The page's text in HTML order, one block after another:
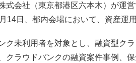
式会社（東京都港区六本木）が運
14日、都内会場において、資産運
ク未利用者を対象とし、融資型ク
クラウドバンクの融資案件事例、